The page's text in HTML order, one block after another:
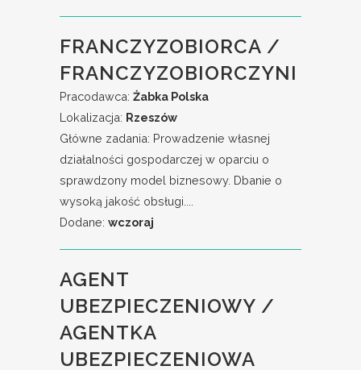
FRANCZYZOBIORCA /
FRANCZYZOBIORCZYNI
Pracodawca: Żabka Polska
Lokalizacja: Rzeszów
Główne zadania: Prowadzenie własnej
działalności gospodarczej w oparciu o
sprawdzony model biznesowy. Dbanie o
wysoką jakość obsługi....
Dodane: wczoraj
AGENT
UBEZPIECZENIOWY /
AGENTKA
UBEZPIECZENIOWA